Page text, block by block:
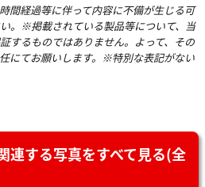
間経過等に伴って内容に不備が生じる可
。※掲載されている製品等について、当
するものではありません。よって、その
にてお願いします。※特別な表記がない
連する写真をすべて見る(全